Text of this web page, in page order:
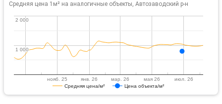
Средняя цена 1м² на аналогичные объекты, Автозаводский р-н
Средняя цена/м² Цена объекта/м²
нояб. 25 янв. 26 мар. 26 мая 26 июл. 26
1 000
1 000
2 000
2 000